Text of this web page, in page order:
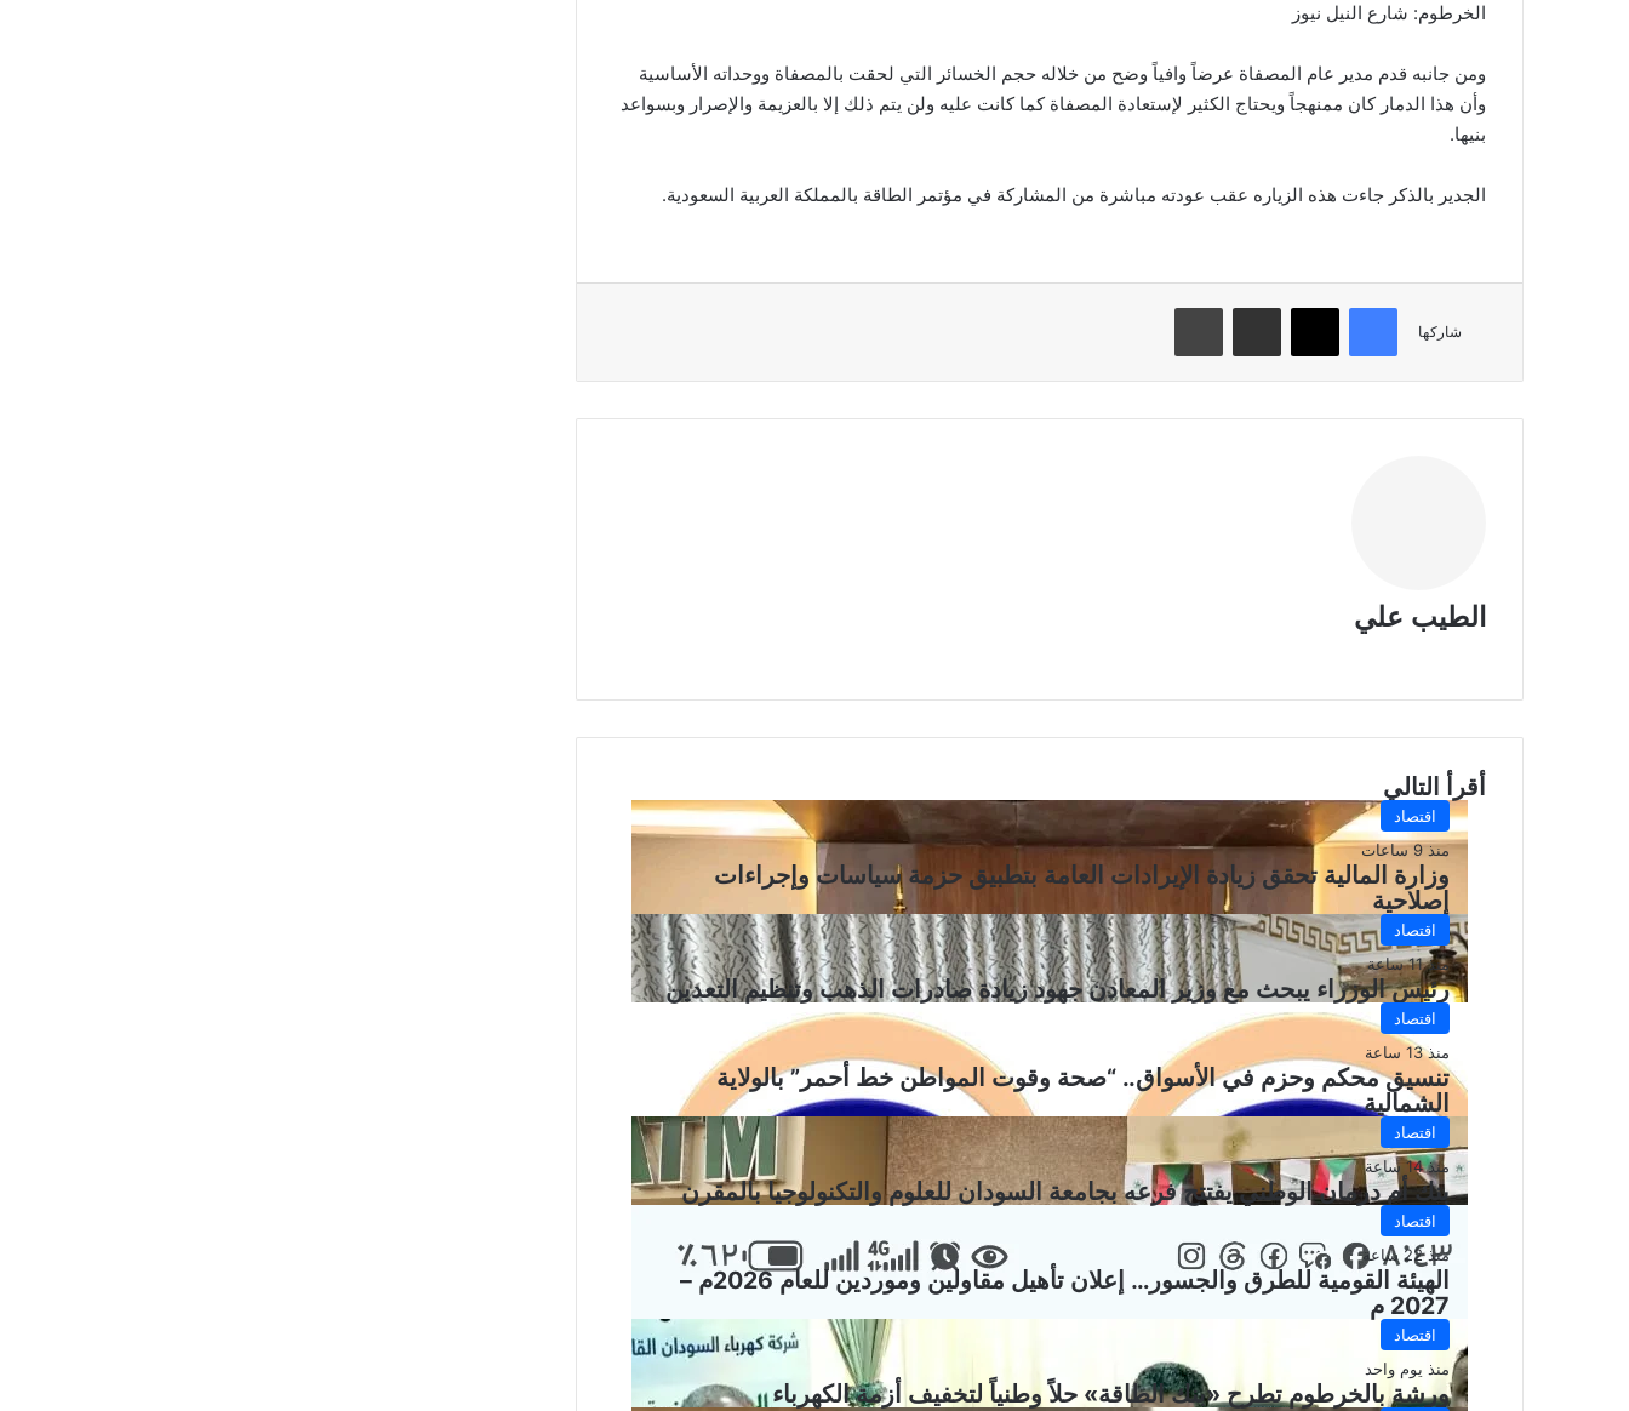
الخرطوم: شارع النيل نيوز
ومن جانبه قدم مدير عام المصفاة عرضاً وافياً وضح من خلاله حجم الخسائر التي لحقت بالمصفاة ووحداته الأساسية
وأن هذا الدمار كان ممنهجاً ويحتاج الكثير لإستعادة المصفاة كما كانت عليه ولن يتم ذلك إلا بالعزيمة والإصرار وبسواعد
بنيها.
الجدير بالذكر جاءت هذه الزياره عقب عودته مباشرة من المشاركة في مؤتمر الطاقة بالمملكة العربية السعودية.
شاركها
فيسبوك تويتر مشاركة عبر البريد طباعة
الطيب علي
أقرأ التالي
اقتصاد
منذ 9 ساعات
وزارة المالية تحقق زيادة الإيرادات العامة بتطبيق حزمة سياسات وإجراءات
إصلاحية
اقتصاد
منذ 11 ساعة
رئيس الوزراء يبحث مع وزير المعادن جهود زيادة صادرات الذهب وتنظيم التعدين
اقتصاد
منذ 13 ساعة
تنسيق محكم وحزم في الأسواق.. “صحة وقوت المواطن خط أحمر” بالولاية
الشمالية
اقتصاد
منذ 14 ساعة
بنك أم درمان الوطني يفتتح فرعه بجامعة السودان للعلوم والتكنولوجيا بالمقرن
اقتصاد
منذ 22 ساعة
الهيئة القومية للطرق والجسور… إعلان تأهيل مقاولين وموردين للعام 2026م –
2027 م
اقتصاد
منذ يوم واحد
ورشة بالخرطوم تطرح «بنك الطاقة» حلاً وطنياً لتخفيف أزمة الكهرباء